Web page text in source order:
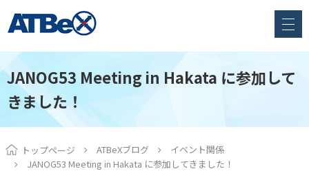
JANOG53 Meeting in Hakata に参加して
きました！
トップページ ATBeXブログ
イベント関係
JANOG53 Meeting in Hakata に参加してきました！